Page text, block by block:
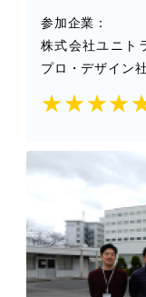
参加企業：
株式会社ユニト
プロ・デザイン